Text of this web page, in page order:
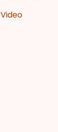
Video